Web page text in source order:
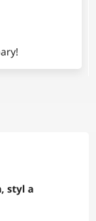
styl a